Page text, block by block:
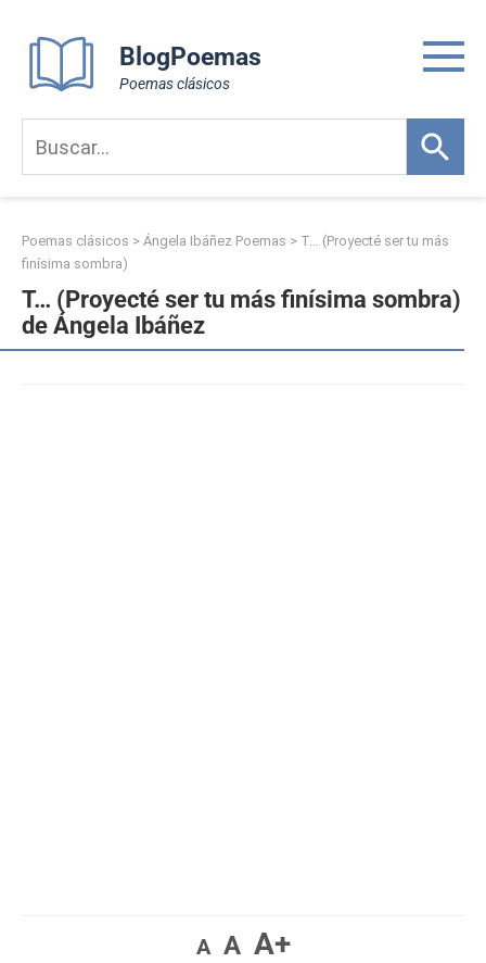
content
BlogPoemas
Poemas clásicos
Poemas clásicos > Ángela Ibáñez Poemas > T… (Proyecté ser tu más
finísima sombra)
T… (Proyecté ser tu más finísima sombra)
de Ángela Ibáñez
A A A+